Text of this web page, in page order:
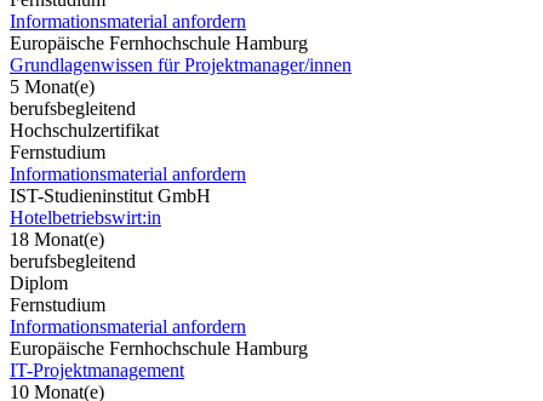
Informationsmaterial anfordern
Europäische Fernhochschule Hamburg
Grundlagenwissen für Projektmanager/innen
5 Monat(e)
berufsbegleitend
Hochschulzertifikat
Fernstudium
Informationsmaterial anfordern
IST-Studieninstitut GmbH
Hotelbetriebswirt:in
18 Monat(e)
berufsbegleitend
Diplom
Fernstudium
Informationsmaterial anfordern
Europäische Fernhochschule Hamburg
IT-Projektmanagement
10 Monat(e)